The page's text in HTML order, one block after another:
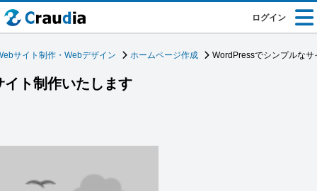
ログイン
サイト制作・Webデザイン ホームページ作成 WordPressでシンプルな
ト制作いたします